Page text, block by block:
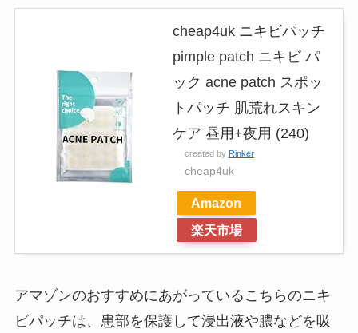
cheap4uk ニキビパッチ
pimple patch ニキビ パ
ック acne patch スポッ
トパッチ 肌荒れスキン
ケア 昼用+夜用 (240)
created by Rinker
cheap4uk
Amazon
楽天市場
アマゾンのおすすめにあがっているこちらのニキ
ビパッチは、患部を保護して浸出液や膿などを吸